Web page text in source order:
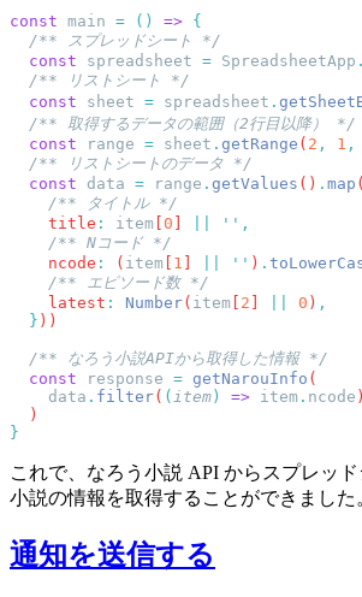
const main = () =>
  const
spreadsheet = SpreadsheetApp .
  const
sheet = spreadsheet .
  const
range = sheet . getRange ( 2 , 1 ,
  const
data = range . getValues () . map (
    title
: item 0 ''
    ncode
: ( item 1 '' ) .
    latest
: Number( item 2 0 )
  }
  const
response = getNarouInfo
    data
. filter( ( item ) => item . ncode )
これで、なろう小説 API からスプレッ
小説の情報を取得することができました
通知を送信する